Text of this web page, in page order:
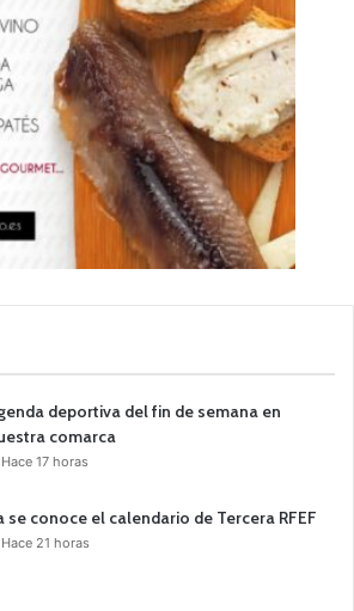
deportiva del fin de semana en
comarca
Hace 17 horas
se conoce el calendario de Tercera RFEF
Hace 21 horas